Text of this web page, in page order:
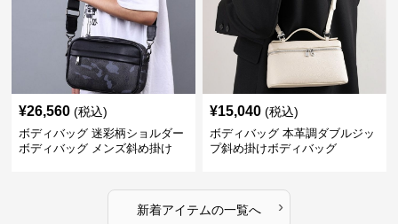
¥26,560 (税込)
ボディバッグ 迷彩柄ショルダー
ボディバッグ メンズ斜め掛け
¥15,040 (税込)
ボディバッグ 本革調ダブルジッ
プ斜め掛けボディバッグ
新着アイテムの一覧へ ›